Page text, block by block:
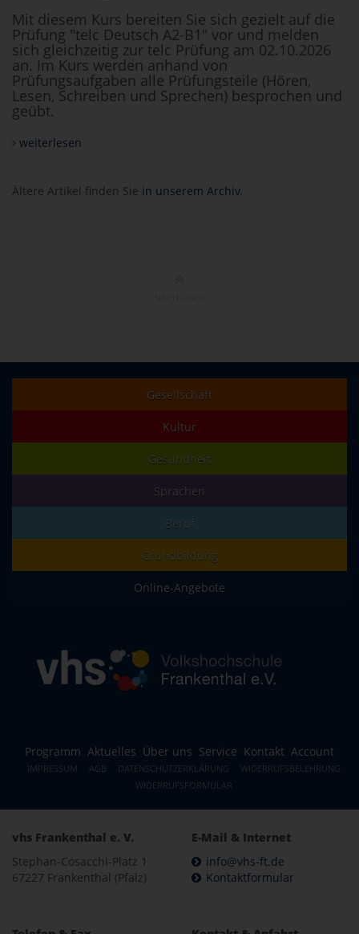
Mit diesem Kurs bereiten Sie sich gezielt auf die
Prüfung "telc Deutsch A2-B1" vor und melden
sich gleichzeitig zur telc Prüfung am 02.10.2026
an. Im Kurs werden anhand von
Prüfungsaufgaben alle Prüfungsteile (Hören,
Lesen, Schreiben und Sprechen) besprochen und
geübt.
weiterlesen
Ältere Artikel finden Sie in unserem Archiv.
Gesellschaft
Kultur
Gesundheit
Sprachen
Beruf
Grundbildung
Online-Angebote
Programm Aktuelles Über uns Service Kontakt Account
IMPRESSUM AGB DATENSCHUTZERKLÄRUNG
WIDERRUFSBELEHRUNG
WIDERRUFSFORMULAR
vhs Frankenthal e. V.
Stephan-Cosacchi-Platz 1
67227 Frankenthal (Pfalz)
E-Mail & Internet
info@vhs-ft.de
Kontaktformular